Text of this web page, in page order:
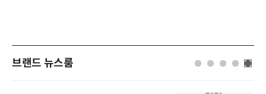
브랜드 뉴스룸